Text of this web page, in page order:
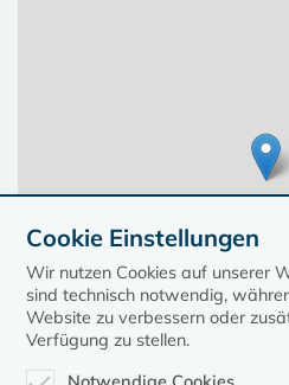
Cookie Einstellungen
Wir nutzen Cookies auf unserer
sind technisch notwendig,
Website zu verbessern oder
Verfügung zu stellen.